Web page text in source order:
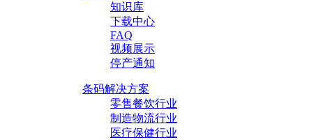
知识库
下载中心
FAQ
视频展示
停产通知
条码解决方案
零售餐饮行业
制造物流行业
医疗保健行业